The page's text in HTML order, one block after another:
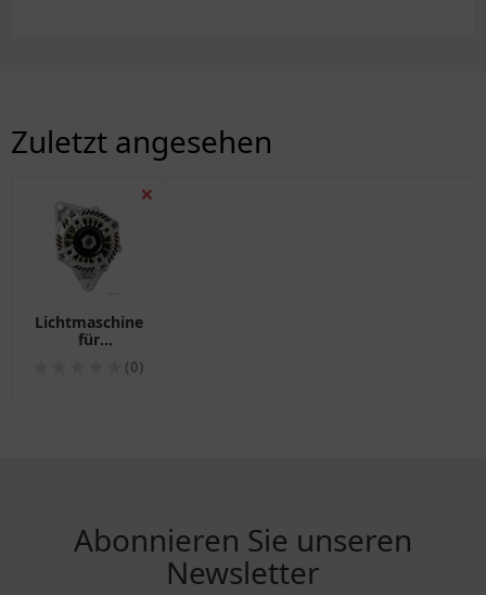
Zuletzt angesehen
❌
Lichtmaschine
für
Motorräder(0)
Abonnieren Sie unseren
Newsletter